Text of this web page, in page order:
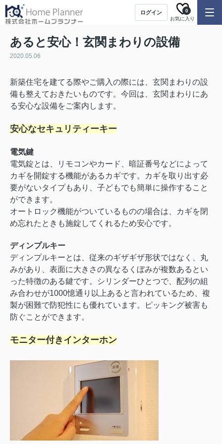
ログイン
お気に入り
0
あると安心！玄関まわりの設備
2020.05.06
新築住宅を建てる際やご購入の際には、玄関まわりの設
備も整えておきたいものです。今回は、玄関まわりにあ
る安心な設備をご案内します。
安心なセキュリティーキー
電気鍵
電気錠とは、リモコンやカード、暗証番号などによって
カギを開錠する機能があるカギです。カギを取り出す必
要がないタイプもあり、子どもでも簡単に操作すること
ができます。
オートロック機能がついているものの場合は、カギを閉
め忘れたときも施錠してくれるため安心です。
ディンプルキー
ディンプルキーとは、従来のギザギザ形状ではなく、丸
みがあり、表面に大きさの異なるくぼみが複数あるとい
った特徴のある鍵です。シリンダーひとつで、配列の組
み合わせが1000憶通り以上あると言われているため、複
製が困難で防犯性にも優れています。ピッキング被害も
防ぐことができます。
モニター付きインターホン